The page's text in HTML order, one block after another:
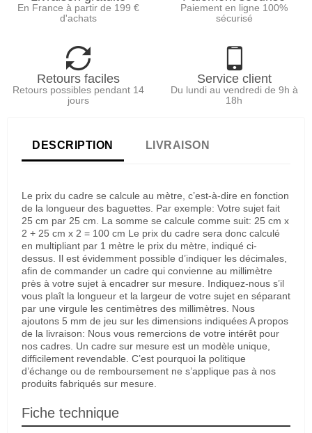
En France à partir de 199 €
d'achats
Paiement en ligne 100%
sécurisé
Retours faciles
Retours possibles pendant 14
jours
Service client
Du lundi au vendredi de 9h à
18h
DESCRIPTION LIVRAISON
Le prix du cadre se calcule au mètre, c’est-à-dire en fonction
de la longueur des baguettes. Par exemple: Votre sujet fait
25 cm par 25 cm. La somme se calcule comme suit: 25 cm x
2 + 25 cm x 2 = 100 cm Le prix du cadre sera donc calculé
en multipliant par 1 mètre le prix du mètre, indiqué ci-
dessus. Il est évidemment possible d’indiquer les décimales,
afin de commander un cadre qui convienne au millimètre
près à votre sujet à encadrer sur mesure. Indiquez-nous s’il
vous plaît la longueur et la largeur de votre sujet en séparant
par une virgule les centimètres des millimètres. Nous
ajoutons 5 mm de jeu sur les dimensions indiquées A propos
de la livraison: Nous vous remercions de votre intérêt pour
nos cadres. Un cadre sur mesure est un modèle unique,
difficilement revendable. C’est pourquoi la politique
d’échange ou de remboursement ne s’applique pas à nos
produits fabriqués sur mesure.
Fiche technique